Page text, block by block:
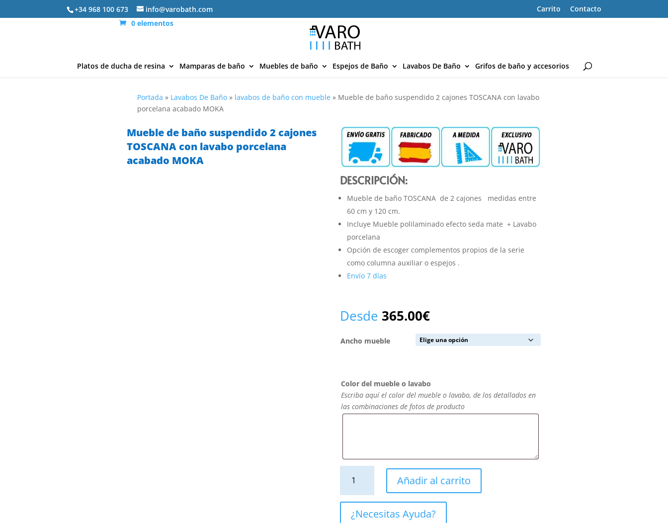
+34 968 100 673 info@varobath.com Carrito
Contacto
0 elementos
Platos de ducha de resina Mamparas de baño Muebles de baño Espejos de Baño Lavabos De Baño Grifos de baño y accesorios
Portada » Lavabos De Baño » lavabos de baño con mueble » Mueble de baño suspendido 2 cajones TOSCANA con lavabo
porcelana acabado MOKA
Mueble de baño suspendido 2 cajones
TOSCANA con lavabo porcelana
acabado MOKA
DESCRIPCIÓN:
Mueble de baño TOSCANA de 2 cajones medidas entre
60 cm y 120 cm.
Incluye Mueble polilaminado efecto seda mate + Lavabo
porcelana
Opción de escoger complementos propios de la serie
como columna auxiliar o espejos .
Envío 7 días
Desde 365.00€
Ancho mueble
Color del mueble o lavabo
Escriba aquí el color del mueble o lavabo, de los detallados en
las combinaciones de fotos de producto
baño
suspendido
Añadir al carrito
¿Necesitas Ayuda?